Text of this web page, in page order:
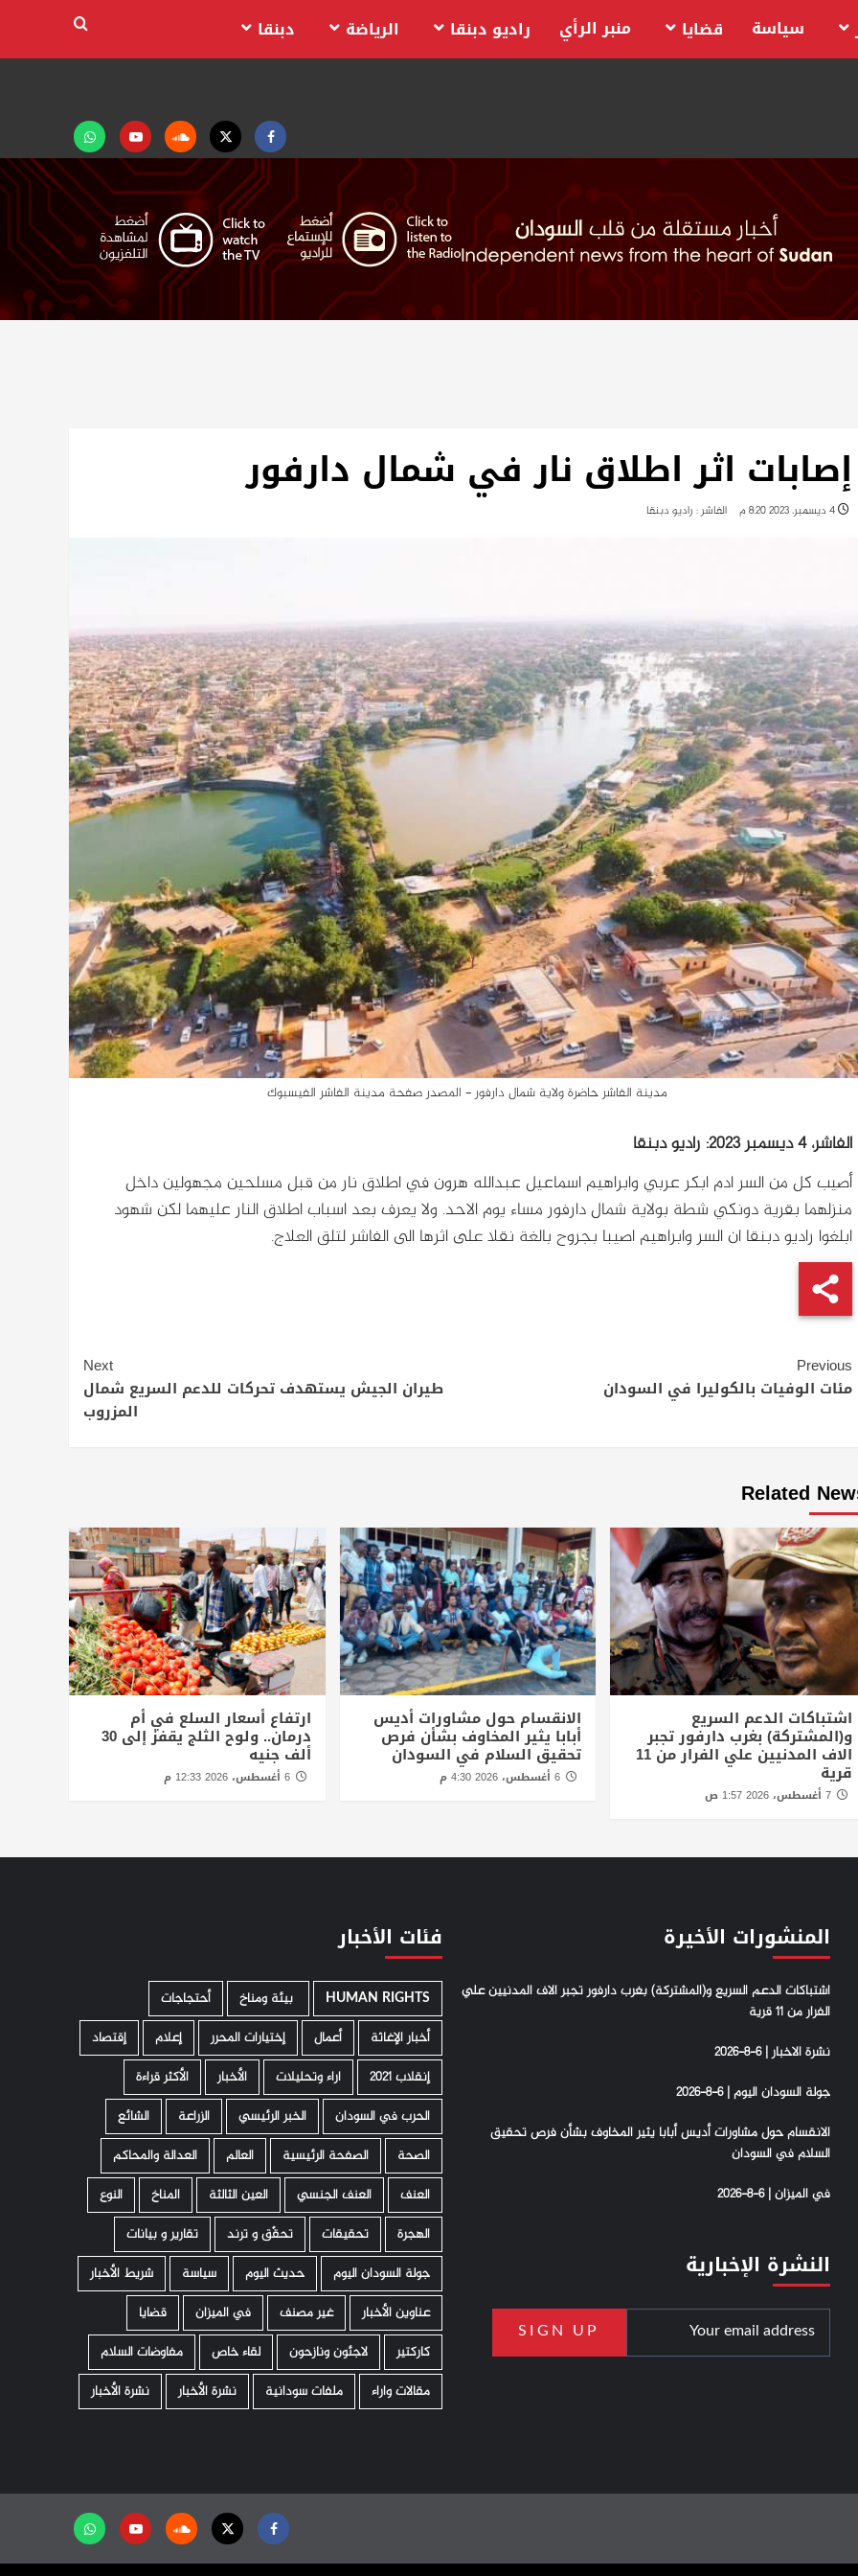
Facebook
Twitter
Soundcloud
Youtubeتابعنا
على
واتساب
سياسة قضايا منبر الرأي راديو دبنقا الرياضة دبنقا
إصابات اثر اطلاق نار في شمال دارفور
4 ديسمبر، 2023 8:20 م الفاشر : راديو دبنقا
مدينة الفاشر حاضرة ولاية شمال دارفور - المصدر صفحة مدينة الفاشر الفيسبوك
الفاشر، 4 ديسمبر 2023: راديو دبنقا
أصيب كل من السر ادم ابكر عربي وابراهيم اسماعيل عبدالله هرون في اطلاق نار من قبل مسلحين مجهولين داخل
منزلهما بقرية دونكي شطة بولاية شمال دارفور مساء يوم الاحد. ولا يعرف بعد اسباب اطلاق النار عليهما لكن شهود
ابلغوا راديو دبنقا ان السر وابراهيم اصيبا بجروح بالغة نقلا على اثرها الى الفاشر لتلق العلاج.
Continue
Reading
Previous
مئات الوفيات بالكوليرا في السودان
Next
طيران الجيش يستهدف تحركات للدعم السريع شمال
المزروب
Related
اشتباكات الدعم السريع
و(المشتركة) بغرب دارفور تجبر
الاف المدنيين علي الفرار من 11
قرية
7 أغسطس، 2026 1:57 ص
الانقسام حول مشاورات أديس
أبابا يثير المخاوف بشأن فرص
تحقيق السلام في السودان
ارتفاع أسعار السلع في أم
درمان.. ولوح الثلج يقفز إلى 30
ألف جنيه
6 أغسطس، 2026 12:33 م
المنشورات الأخيرة
اشتباكات الدعم السريع و(المشتركة) بغرب دارفور تجبر الاف المدنيين علي
الفرار من 11 قرية
نشرة الاخبار | 6-8-2026
جولة السودان اليوم | 6-8-2026
الانقسام حول مشاورات أديس أبابا يثير المخاوف بشأن فرص تحقيق
السلام في السودان
في الميزان | 6-8-2026
النشرة الإخبارية
فئات الأخبار
HUMAN RIGHTS ­ بيئة ومناخ
أحتجاجات
أخبار الإغاثة
أعمال إختيارات المحرر إعلام
إقتصاد
إنقلاب 2021
اراء وتحليلات الأخبار
الأكثر قراءة
الحرب في السودان
الخبر الرئيسي الزراعة
الشائع
الصحة
الصفحة الرئيسية العالم
العدالة والمحاكم
العنف
العنف الجنسي العين الثالثة المناخ
النوع
الهجرة
تحقيقات تحقّق و ترند
تقارير و بيانات
جولة السودان اليوم
حديث اليوم سياسة
شريط الأخبار
عناوين الأخبار
غير مصنف في الميزان
قضايا
كاركتير
لاجئون ونازحون لقاء خاص
مفاوضات السلام
مقالات واراء
ملفات سودانية نشرة الأخبار نشرة الأخبار
Facebook
Twitter
Soundcloud
Youtubeتابعنا
على